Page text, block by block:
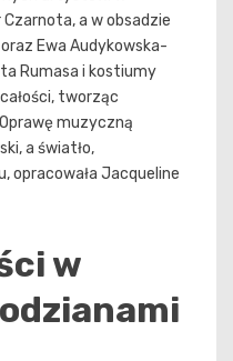
a w obsadzie
Ewa Audykowska-
Rumasa i kostiumy
tworząc
muzyczną
a światło,
opracowała Jacqueline
w